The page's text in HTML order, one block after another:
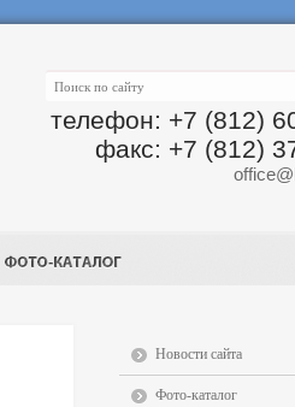
телефон: +7 (812)
факс: +7 (812)
Новости сайта
Фото-каталог